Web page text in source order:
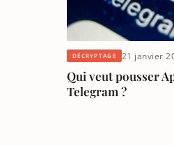
DÉCRYPTAGE 21 janvier
Qui veut pousser
Telegram ?